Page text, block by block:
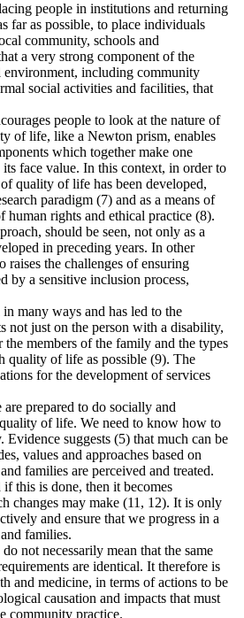
people in institutions and returning
far as possible, to place individuals
community, schools and
a very strong component of the
environment, including community
social activities and facilities, that
people to look at the nature of
of life, like a Newton prism, enables
which together make one
face value. In this context, in order to
quality of life has been developed,
paradigm (7) and as a means of
human rights and ethical practice (8).
should be seen, not only as a
in preceding years. In other
the challenges of ensuring
by a sensitive inclusion process,
many ways and has led to the
not just on the person with a disability,
members of the family and the types
quality of life as possible (9). The
for the development of services
prepared to do socially and
of life. We need to know how to
suggests (5) that much can be
values and approaches based on
families are perceived and treated.
this is done, then it becomes
changes may make (11, 12). It is only
and ensure that we progress in a
families.
not necessarily mean that the same
are identical. It therefore is
and medicine, in terms of actions to be
causation and impacts that must
community practice.